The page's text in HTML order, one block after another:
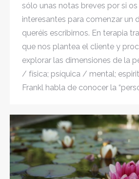
sólo unas notas breves por si
interesantes para comenzar un
queréis escribirnos. En terapia
que nos plantea el cliente y
explorar las dimensiones de la
/ física; psíquica / mental;
Frankl habla de conocer la